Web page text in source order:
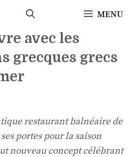
MENU
avec les
grecques grecs
restaurant balnéaire de
portes pour la saison
nouveau concept célébrant